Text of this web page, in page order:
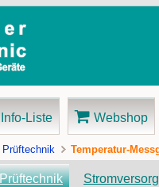
Info-Liste Webshop
Prüftechnik Temperatur-